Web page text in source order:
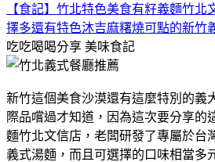
【食記】竹北特色美食有籽義麵竹
擇多還有特色沐吉麻糬燒可點的新竹
吃吃喝喝分享 美味食記
新竹這個美食沙漠還有這麼特別的義
際品嚐過才知道，因為這次要分享的
麵竹北文信店，老闆研發了專屬於台
義式湯麵，而且可選擇的口味相當多